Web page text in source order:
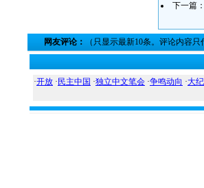
下一篇：
网友评论： （只显示最新10条。评论内容
·开放 · 民主中国 ·独立中文笔会 ·争鸣动向 ·大